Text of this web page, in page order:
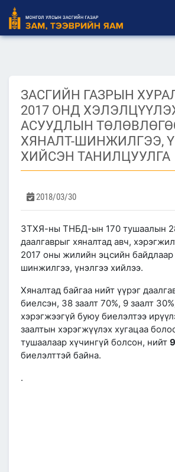
ЗАСГИЙН ГАЗРЫН
2017 ОНД
АСУУДЛЫН
ХЯНАЛТ-ШИНЖИЛГЭЭ,
ХИЙСЭН ТАНИЛЦУУЛГА
2018/03/30
ЗТХЯ-ны ТНБД-ын 170 тушаалын
даалгаврыг хяналтад авч,
2017 оны жилийн эцсийн байдлаар
шинжилгээ, үнэлгээ хийлээ.
Хяналтад байгаа нийт үүрэг
биелсэн, 38 заалт 70%, 9 заалт
хэрэгжээгүй буюу биелэлтээ
заалтын хэрэгжүүлэх хугацаа
тушаалаар хүчингүй болсон, нийт
биелэлттэй байна.
.